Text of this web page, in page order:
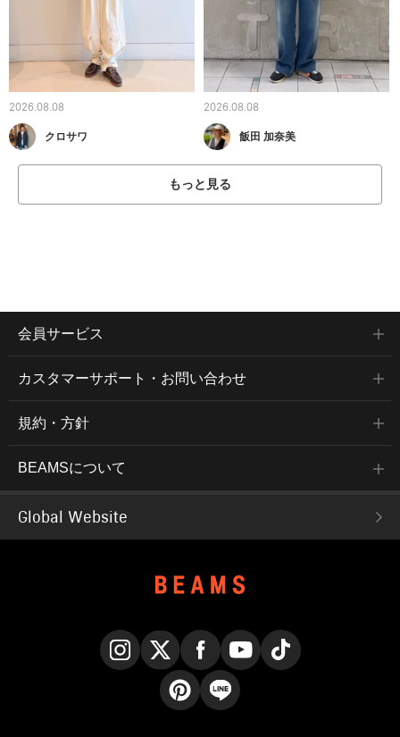
2026.08.08
クロサワ
2026.08.08
飯田 加奈美
もっと見る
会員サービス
カスタマーサポート・お問い合わせ
規約・方針
BEAMSについて
Global Website